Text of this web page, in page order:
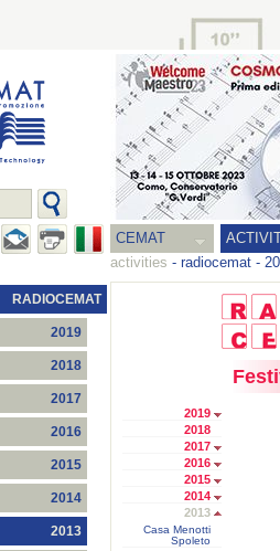
CEMAT
activities - radiocemat -
RADIOCEMAT
2019
2018
2017
2016
2015
2014
2013
2019
2018
2017
2016
2015
2014
2013
Casa Menotti
Spoleto